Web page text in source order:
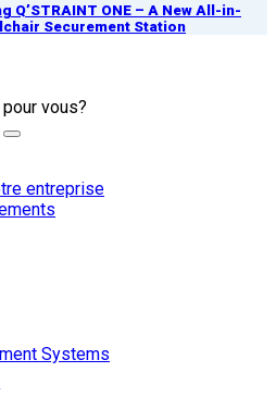
Q’STRAINT ONE – A New All-in-
Securement Station
vous?
entreprise
Systems